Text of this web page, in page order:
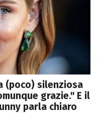
(poco) silenziosa
grazie." E il
parla chiaro